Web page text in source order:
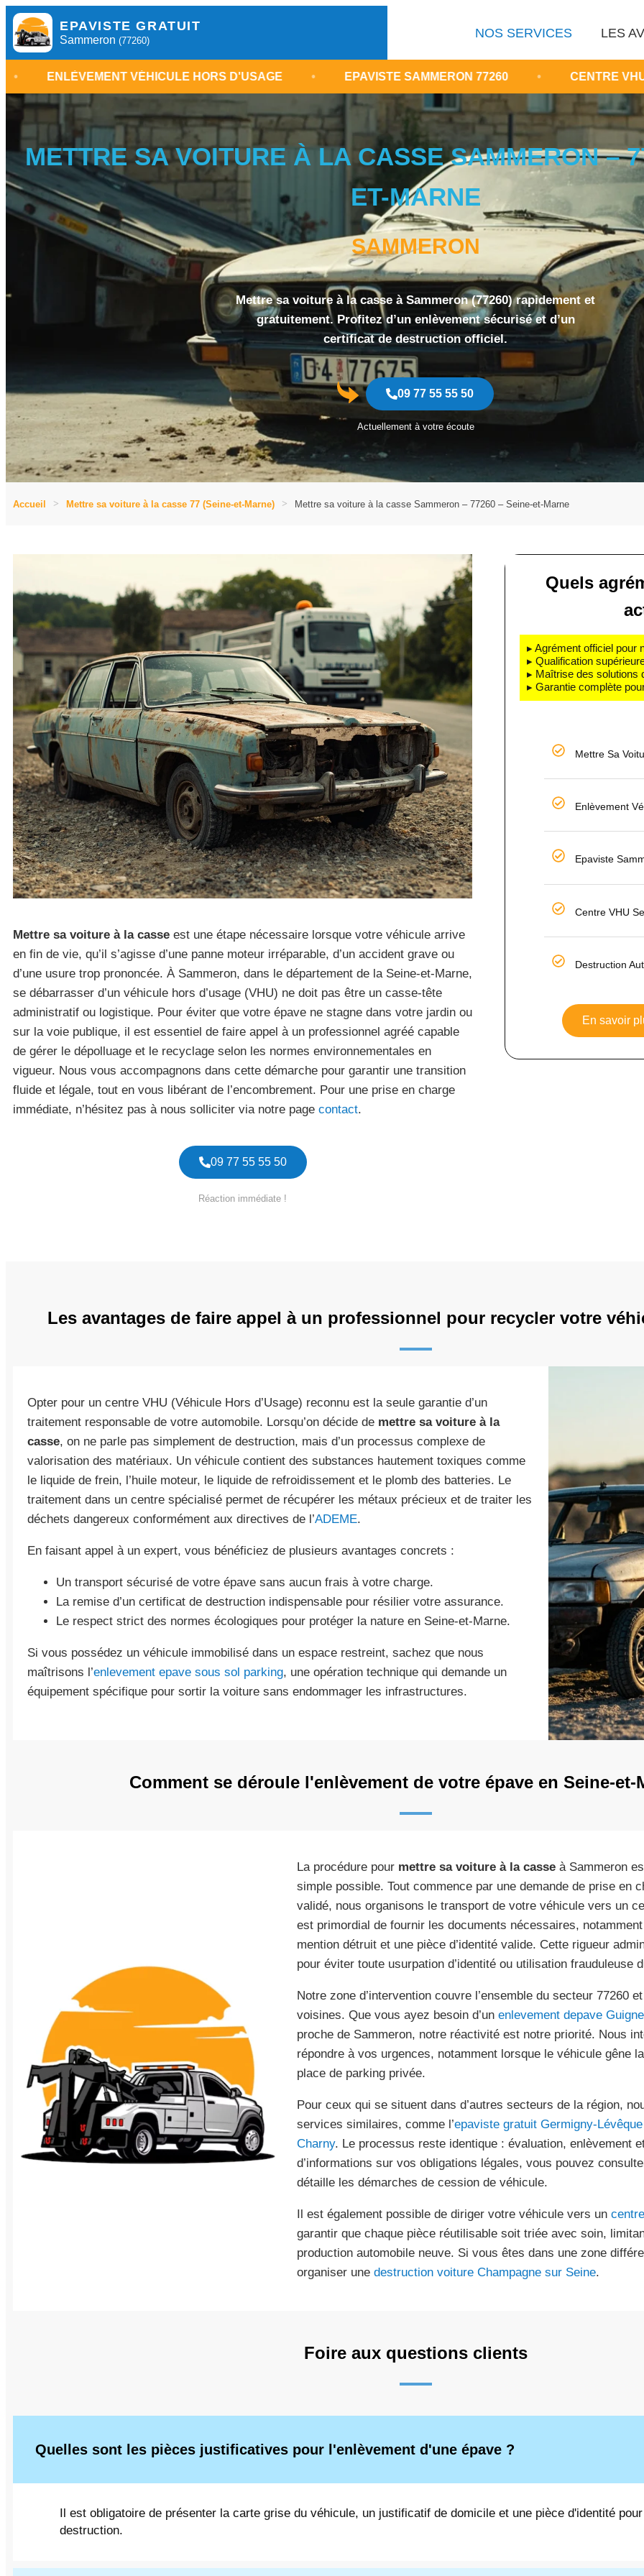
EPAVISTE GRATUIT
Sammeron (77260)
NOS SERVICES LES
VÉHICULE HORS D'USAGE • EPAVISTE SAMMERON 77260 • CENTRE VHU SEINE-ET-
METTRE SA VOITURE À LA CASSE SAMMERON –
ET-MARNE
SAMMERON
Mettre sa voiture à la casse à Sammeron (77260) rapidement et
gratuitement. Profitez d’un enlèvement sécurisé et d’un
certificat de destruction officiel.
09 77 55 55 50
Actuellement à votre écoute
Accueil Mettre sa voiture à la casse 77 (Seine-et-Marne) Mettre sa voiture à la casse Sammeron – 77260 – Seine-et-Marne
Mettre sa voiture à la casse est une étape nécessaire lorsque votre véhicule arrive
en fin de vie, qu’il s’agisse d’une panne moteur irréparable, d’un accident grave ou
d’une usure trop prononcée. À Sammeron, dans le département de la Seine-et-Marne,
se débarrasser d’un véhicule hors d’usage (VHU) ne doit pas être un casse-tête
administratif ou logistique. Pour éviter que votre épave ne stagne dans votre jardin ou
sur la voie publique, il est essentiel de faire appel à un professionnel agréé capable
de gérer le dépolluage et le recyclage selon les normes environnementales en
vigueur. Nous vous accompagnons dans cette démarche pour garantir une transition
fluide et légale, tout en vous libérant de l’encombrement. Pour une prise en charge
immédiate, n’hésitez pas à nous solliciter via notre page contact.
09 77 55 55 50
Réaction immédiate !
Quels
▸ Agrément officiel pour
▸ Qualification
▸ Maîtrise des solutions
▸ Garantie complète
Mettre Sa
Enlèvement
Epaviste
Centre VHU
Destruction
En savoir
Les avantages de faire appel à un professionnel pour recycler votre
Opter pour un centre VHU (Véhicule Hors d’Usage) reconnu est la seule garantie d’un
traitement responsable de votre automobile. Lorsqu’on décide de mettre sa voiture à la
casse, on ne parle pas simplement de destruction, mais d’un processus complexe de
valorisation des matériaux. Un véhicule contient des substances hautement toxiques comme
le liquide de frein, l’huile moteur, le liquide de refroidissement et le plomb des batteries. Le
traitement dans un centre spécialisé permet de récupérer les métaux précieux et de traiter les
déchets dangereux conformément aux directives de l’ADEME.
En faisant appel à un expert, vous bénéficiez de plusieurs avantages concrets :
Un transport sécurisé de votre épave sans aucun frais à votre charge.
La remise d’un certificat de destruction indispensable pour résilier votre assurance.
Le respect strict des normes écologiques pour protéger la nature en Seine-et-Marne.
Si vous possédez un véhicule immobilisé dans un espace restreint, sachez que nous
maîtrisons l’enlevement epave sous sol parking, une opération technique qui demande un
équipement spécifique pour sortir la voiture sans endommager les infrastructures.
Comment se déroule l'enlèvement de votre épave en Seine-et-
La procédure pour mettre sa voiture à la casseà Sammeron
simple possible. Tout commence par une demande de prise en
validé, nous organisons le transport de votre véhicule vers un
est primordial de fournir les documents nécessaires,
mention détruit et une pièce d’identité valide. Cette rigueur
pour éviter toute usurpation d’identité ou utilisation frauduleuse
Notre zone d’intervention couvre l’ensemble du secteur 77260
voisines. Que vous ayez besoin d’un enlevement depave
proche de Sammeron, notre réactivité est notre priorité. Nous
répondre à vos urgences, notamment lorsque le véhicule gêne
place de parking privée.
Pour ceux qui se situent dans d’autres secteurs de la région,
services similaires, comme l’epaviste gratuit Germigny-Lévêque
Charny. Le processus reste identique : évaluation, enlèvement
d’informations sur vos obligations légales, vous pouvez
détaille les démarches de cession de véhicule.
Il est également possible de diriger votre véhicule vers un
garantir que chaque pièce réutilisable soit triée avec soin,
production automobile neuve. Si vous êtes dans une zone
organiser une destruction voiture Champagne sur Seine.
Foire aux questions clients
Quelles sont les pièces justificatives pour l'enlèvement d'une épave ?
Il est obligatoire de présenter la carte grise du véhicule, un justificatif de domicile et une pièce d'identité
destruction.